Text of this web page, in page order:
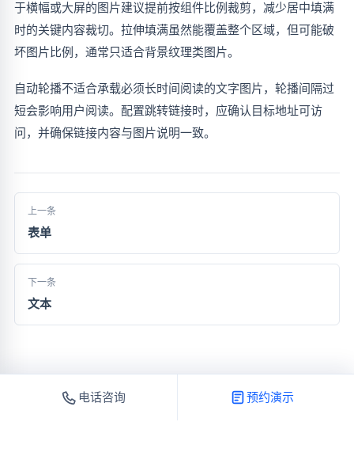
于横幅或大屏的图片建议提前按组件比例裁剪，减少居中填满
时的关键内容裁切。拉伸填满虽然能覆盖整个区域，但可能破
坏图片比例，通常只适合背景纹理类图片。
自动轮播不适合承载必须长时间阅读的文字图片，轮播间隔过
短会影响用户阅读。配置跳转链接时，应确认目标地址可访
问，并确保链接内容与图片说明一致。
上一条
表单
下一条
文本
电话咨询 预约演示